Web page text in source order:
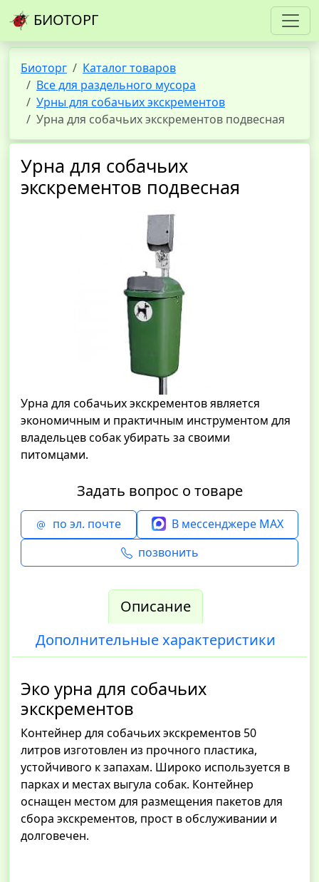
БИОТОРГ
Биоторг
Каталог товаров
Все для раздельного мусора
Урны для собачьих экскрементов
Урна для собачьих экскрементов подвесная
Урна для собачьих
экскрементов подвесная
Урна для собачьих экскрементов является
экономичным и практичным инструментом для
владельцев собак убирать за своими
питомцами.
Задать вопрос о товаре
по эл. почте
В мессенджере MAX
позвонить
Описание
Дополнительные характеристики
Эко урна для собачьих
экскрементов
Контейнер для собачьих экскрементов 50
литров изготовлен из прочного пластика,
устойчивого к запахам. Широко используется в
парках и местах выгула собак. Контейнер
оснащен местом для размещения пакетов для
сбора экскрементов, прост в обслуживании и
долговечен.